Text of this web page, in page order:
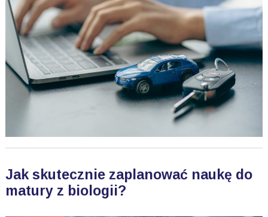
Jak skutecznie zaplanować naukę do
matury z biologii?